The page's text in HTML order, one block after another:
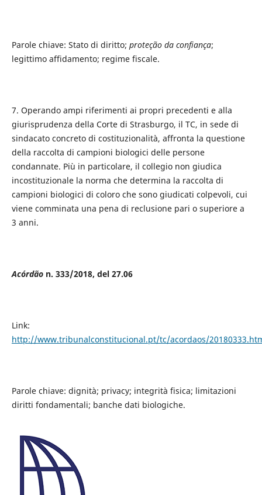
Parole chiave: Stato di diritto; proteção da confiança;
legittimo affidamento; regime fiscale.
7. Operando ampi riferimenti ai propri precedenti e alla
giurisprudenza della Corte di Strasburgo, il TC, in sede di
sindacato concreto di costituzionalità, affronta la questione
della raccolta di campioni biologici delle persone
condannate. Più in particolare, il collegio non giudica
incostituzionale la norma che determina la raccolta di
campioni biologici di coloro che sono giudicati colpevoli, cui
viene comminata una pena di reclusione pari o superiore a
3 anni.
Acórdão n. 333/2018, del 27.06
Link:
http://www.tribunalconstitucional.pt/tc/acordaos/
Parole chiave: dignità; privacy; integrità fisica; limitazioni
diritti fondamentali; banche dati biologiche.